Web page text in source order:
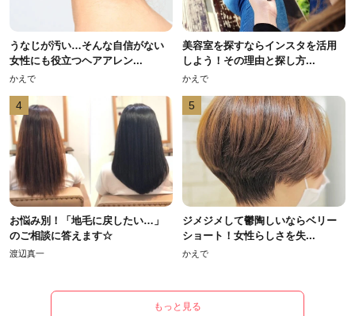
うなじが汚い…そんな自信がない
女性にも役立つヘアアレン...
かえで
美容室を探すならインスタを活用
しよう！その理由と探し方...
かえで
4
お悩み別！「地毛に戻したい…」
のご相談に答えます☆
渡辺真一
5
ジメジメして鬱陶しいならベリー
ショート！女性らしさを失...
かえで
もっと見る